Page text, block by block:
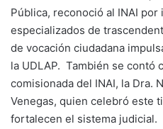
Pública, reconoció al INAI
especializados de
de vocación ciudadana
la UDLAP. También se contó
comisionada del INAI, la Dra.
Venegas, quien celebró este
fortalecen el sistema judicial.